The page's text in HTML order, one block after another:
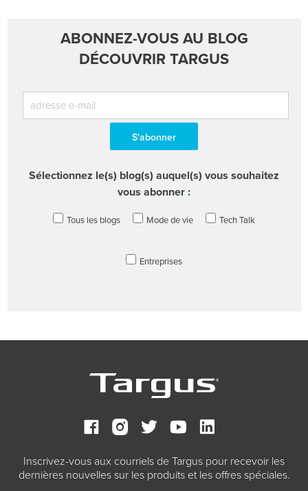
ABONNEZ-VOUS AU BLOG
DÉCOUVRIR TARGUS
Sélectionnez le(s) blog(s) auquel(s) vous souhaitez
vous abonner :
Tous les blogs Mode de vie Tech Talk
Entreprises
Inscrivez-vous aux courriels de Targus pour recevoir les
dernières nouvelles sur les produits et les offres spéciales.